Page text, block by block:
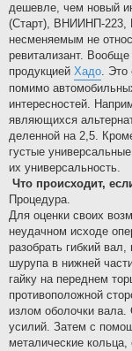
дешевле, чем новый
(Старт), ВНИИНП-223,
несменяемым не
ревитализант.
продукцией Хадо. Это
помимо
интересностей.
являющихся
деленной на 2,5.
густые
их универсальность.
Что происходит,
Процедура.
Для оценки своих
неудачном исходе
разобрать гибкий
шурупа в нижней
гайку на переднем
противоположной
излом оболочки вала.
усилий. Затем с
металические